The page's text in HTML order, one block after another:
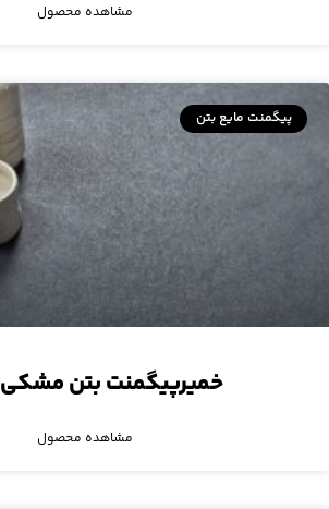
مشاهده محصول
پیگمنت مایع بتن
خمیرپیگمنت بتن مشکی ۳۷۱۰
مشاهده محصول